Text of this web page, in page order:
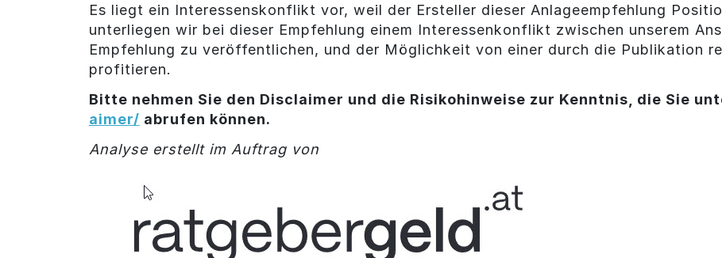
Es liegt ein Interessenskonflikt vor, weil der Ersteller dieser Anlageempfehlung
unterliegen wir bei dieser Empfehlung einem Interessenkonflikt zwischen unserem
Empfehlung zu veröffentlichen, und der Möglichkeit von einer durch die Publikation
profitieren.
Bitte nehmen Sie den Disclaimer und die Risikohinweise zur Kenntnis, die Sie
aimer/ abrufen können.
Analyse erstellt im Auftrag von